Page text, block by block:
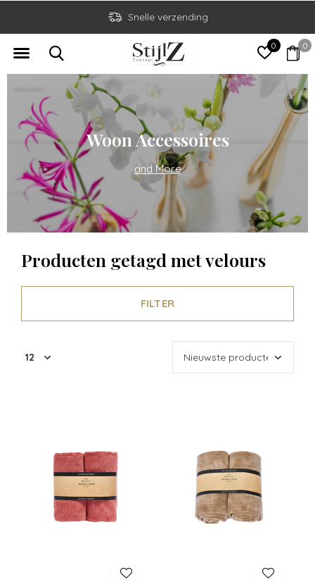
0 0
Snelle verzending
Woon Accessoires
and More
Producten getagd met velours
FILTER